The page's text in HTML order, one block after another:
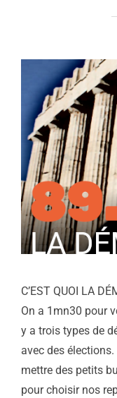
C’EST QUOI LA
On a 1mn30 pour
y a trois types de
avec des
mettre des petits
pour choisir nos